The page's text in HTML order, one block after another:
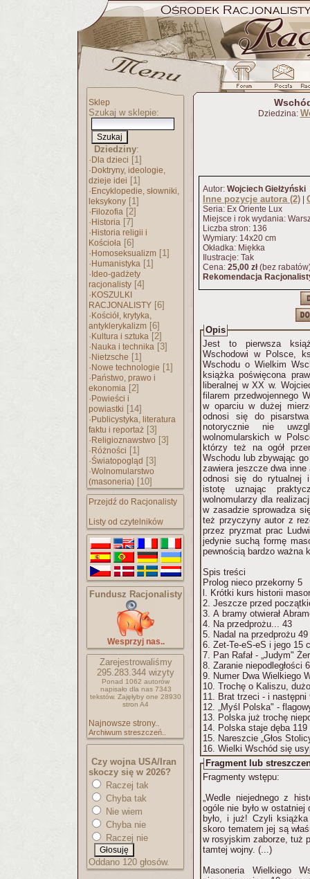
Sklep
Szukaj w sklepie:
Dziedziny:
· Dla dzieci [1]
· Doktryny, ideologie,
dzieje idei [1]
· Encyklopedie, słowniki,
leksykony [1]
· Filozofia [2]
· Historia [7]
· Historia religii i
Kościoła [6]
· Homoseksualizm [1]
· Humanistyka [1]
· Ideo-gadżety
racjonalisty [4]
· KOSZULKI
RACJONALISTY [6]
· Kościół, krytyka,
antyklerykalizm [6]
· Kultura i sztuka [2]
· Nauka i technika [3]
· Nietzsche [1]
· Nowe technologie [1]
· Państwo, prawo i
ekonomia [2]
· Powieści i
powiastki [14]
· Publicystyka, literatura
faktu i reportaż [3]
· Religioznawstwo [3]
· Różności [1]
·Światopogląd [3]
·Wolnomularstwo
(masoneria) [10]
Przejdź do Racjonalisty
Listy od czytelników
Fundusz Racjonalisty
Wesprzyj nas..
Zarejestrowaliśmy
295.283.344 wizyty
Ponad 1062 autorów
napisało dla nas 7343
tekstów. Zajęłyby one 28930
stron A4
Najnowsze strony..
Archiwum streszczeń..
Czy wojna USA/Iran
skoczy się w 2026?
Raczej tak
Chyba tak
Nie wiem
Chyba nie
Raczej nie
Oddano 120 głosów.
Dziedzina:
Autor: Wojciech Giełżyński
Inne pozycje autora (2)
Seria: Ex Oriente Lux
Miejsce i rok wydania:
Liczba stron: 136
Wymiary: 14x20 cm
Okładka: Miękka
Ilustracje: Tak
Cena: 25,00 zł(bez
Rekomendacja
Opis
Jest to pierwsza
Wschodowi w Polsce,
Wschodu o Wielkim
książka poświęcona
liberalnej w XX w.
filarem przedwojennego
w oparciu w dużej
odnosi się do
notorycznie nie
wolnomularskich w
którzy też na ogół
Wschodu lub zbywając
zawiera jeszcze dwa
odnosi się do rytualnej
istotę uznając
wolnomularzy dla
w zasadzie sprowadza
też przyczyny autor z
przez pryzmat prac
jedynie suchą formę
pewnością bardzo ważna
Spis treści
Prolog nieco przekorny 5
l. Krótki kurs historii
2. Jeszcze przed
3. A bramy otwierał
4. Na przedprożu... 43
5. Nadal na przedprożu 49
6. Zet-Te-eS-eS i jego 15
7. Pan Rafał - „Judym"
8. Zaranie niepodległości
9. Numer Dwa Wielkiego
10. Trochę o Kaliszu,
11. Brat trzeci - i następni
12. „Myśl Polska" -
13. Polska już trochę
14. Polska staje dęba 119
15. Nareszcie „Głos
16. Wielki Wschód się
Fragment lub
Fragmenty wstępu:
„Wedle niejednego z
ogóle nie było w
było, i już! Czyli
skoro tematem jej są
w rosyjskim zaborze, tuż
tamtej wojny. (...)
Masoneria Wielkiego